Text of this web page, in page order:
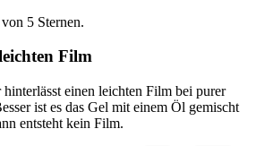
5 Sternen.
Film
hinterlässt einen leichten Film bei purer
ist es das Gel mit einem Öl gemischt
entsteht kein Film.